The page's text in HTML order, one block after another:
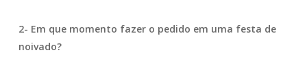
2- Em que momento fazer o pedido em uma festa de
noivado?